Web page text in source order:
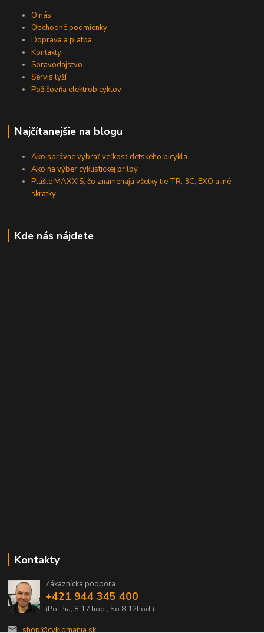
O nás
Obchodné podmienky
Doprava a platba
Kontakty
Spravodajstvo
Servis lyží
Požičovňa elektrobicyklov
Najčítanejšie na blogu
Ako správne vybrať veľkosť detského bicykla
Ako na výber cyklistickej prilby
Plášte MAXXIS, čo znamenajú všetky tie TR, 3C, EXO a iné
skratky
Kde nás nájdete
Kontakty
Zákaznícka podpora
+421 944 345 400
(Po-Pia, 8-17 hod., So 8-12hod.)
shop@cyklomania.sk